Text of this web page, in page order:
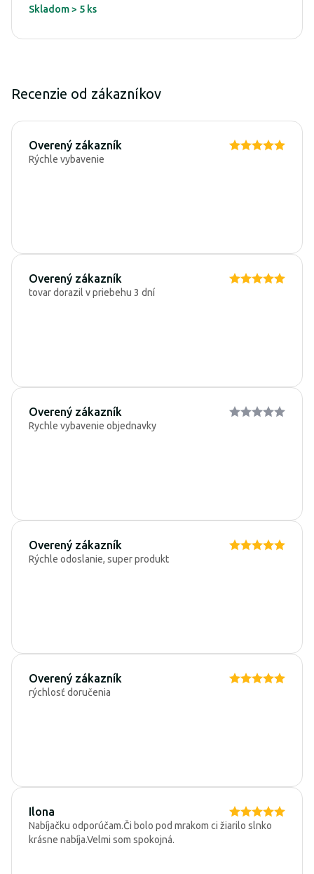
Skladom > 5 ks
Recenzie od zákazníkov
Overený zákazník
Rýchle vybavenie
Overený zákazník
tovar dorazil v priebehu 3 dní
Overený zákazník
Rychle vybavenie objednavky
Overený zákazník
Rýchle odoslanie, super produkt
Overený zákazník
rýchlosť doručenia
Ilona
Nabíjačku odporúčam.Či bolo pod mrakom ci žiarilo slnko
krásne nabíja.Velmi som spokojná.